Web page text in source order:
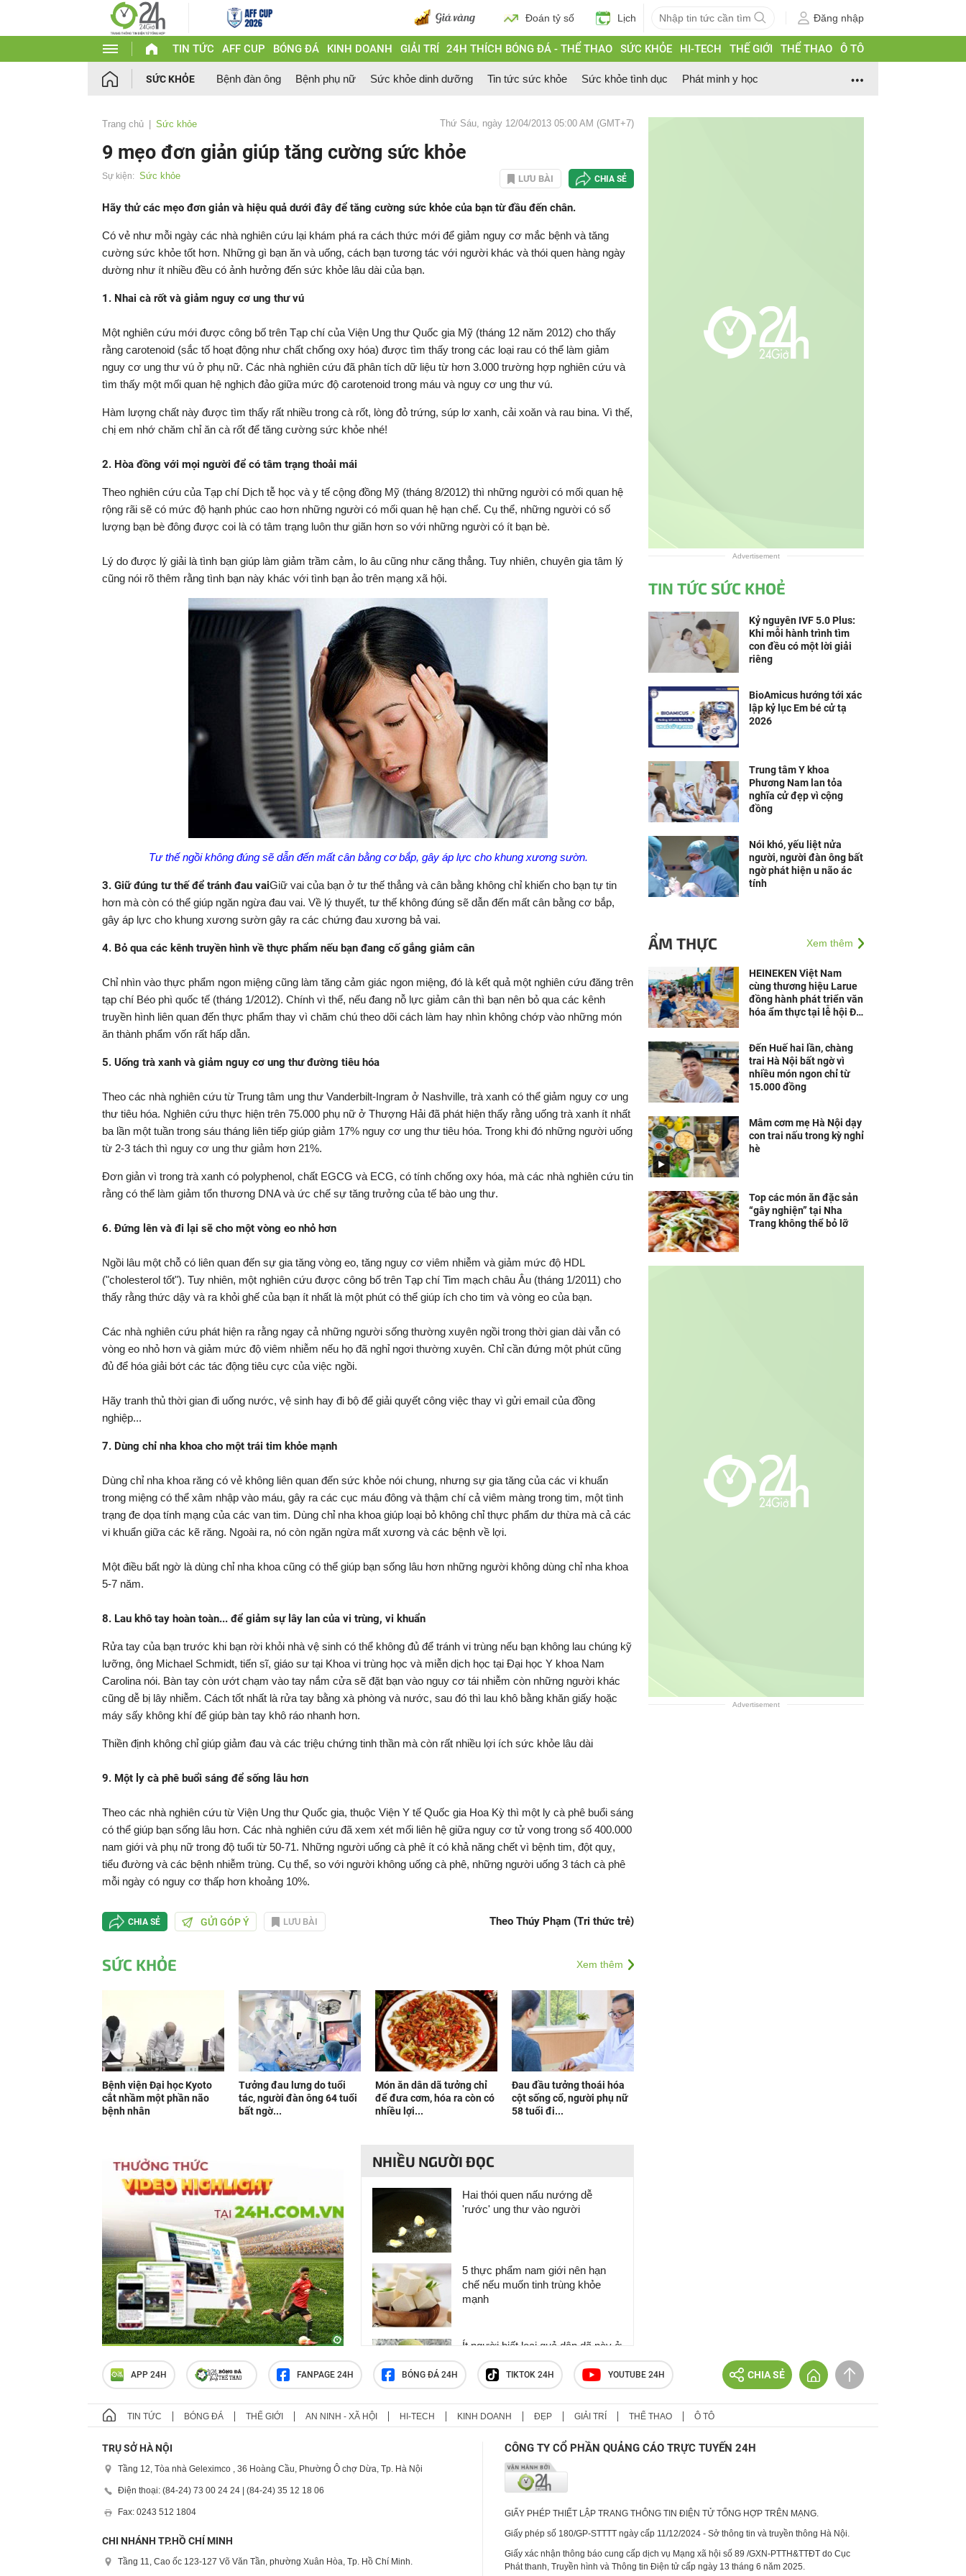
Đoán tỷ số Lịch Đăng nhập
TIN TỨC AFF CUP BÓNG ĐÁ KINH DOANH GIẢI TRÍ 24H THÍCH BÓNG ĐÁ - THỂ THAO SỨC KHỎE HI-TECH THẾ GIỚI THỂ THAO Ô TÔ
SỨC KHỎE Bệnh đàn ông Bệnh phụ nữ Sức khỏe dinh dưỡng Tin tức sức khỏe Sức khỏe tình dục Phát minh y học
Trang chủ Sức khỏe Thứ Sáu, ngày 12/04/2013 05:00 AM (GMT+7)
9 mẹo đơn giản giúp tăng cường sức khỏe
Sự kiện: Sức khỏe LƯU BÀI CHIA SẺ
Hãy thử các mẹo đơn giản và hiệu quả dưới đây để tăng cường sức khỏe của bạn từ đầu đến chân.
Có vẻ như mỗi ngày các nhà nghiên cứu lại khám phá ra cách thức mới để giảm nguy cơ mắc bệnh và tăng
cường sức khỏe tốt hơn. Những gì bạn ăn và uống, cách bạn tương tác với người khác và thói quen hàng ngày
dường như ít nhiều đều có ảnh hưởng đến sức khỏe lâu dài của bạn.
1. Nhai cà rốt và giảm nguy cơ ung thư vú
Một nghiên cứu mới được công bố trên Tạp chí của Viện Ung thư Quốc gia Mỹ (tháng 12 năm 2012) cho thấy
rằng carotenoid (sắc tố hoạt động như chất chống oxy hóa) được tìm thấy trong các loại rau có thể làm giảm
nguy cơ ung thư vú ở phụ nữ. Các nhà nghiên cứu đã phân tích dữ liệu từ hơn 3.000 trường hợp nghiên cứu và
tìm thấy một mối quan hệ nghịch đảo giữa mức độ carotenoid trong máu và nguy cơ ung thư vú.
Hàm lượng chất này được tìm thấy rất nhiều trong cà rốt, lòng đỏ trứng, súp lơ xanh, cải xoăn và rau bina. Vì thế,
chị em nhớ chăm chỉ ăn cà rốt để tăng cường sức khỏe nhé!
2. Hòa đồng với mọi người để có tâm trạng thoải mái
Theo nghiên cứu của Tạp chí Dịch tễ học và y tế cộng đồng Mỹ (tháng 8/2012) thì những người có mối quan hệ
rộng rãi sẽ có mức độ hạnh phúc cao hơn những người có mối quan hệ hạn chế. Cụ thể, những người có số
lượng bạn bè đông được coi là có tâm trạng luôn thư giãn hơn so với những người có ít bạn bè.
Lý do được lý giải là tình bạn giúp làm giảm trầm cảm, lo âu cũng như căng thẳng. Tuy nhiên, chuyên gia tâm lý
cũng nói rõ thêm rằng tình bạn này khác với tình bạn ảo trên mạng xã hội.
Tư thế ngồi không đúng sẽ dẫn đến mất cân bằng cơ bắp, gây áp lực cho khung xương sườn.
3. Giữ đúng tư thế để tránh đau vaiGiữ vai của bạn ở tư thế thẳng và cân bằng không chỉ khiến cho bạn tự tin
hơn mà còn có thể giúp ngăn ngừa đau vai. Về lý thuyết, tư thế không đúng sẽ dẫn đến mất cân bằng cơ bắp,
gây áp lực cho khung xương sườn gây ra các chứng đau xương bả vai.
4. Bỏ qua các kênh truyền hình về thực phẩm nếu bạn đang cố gắng giảm cân
Chỉ nhìn vào thực phẩm ngon miệng cũng làm tăng cảm giác ngon miệng, đó là kết quả một nghiên cứu đăng trên
tạp chí Béo phì quốc tế (tháng 1/2012). Chính vì thế, nếu đang nỗ lực giảm cân thì bạn nên bỏ qua các kênh
truyền hình liên quan đến thực phẩm thay vì chăm chú theo dõi cách làm hay nhìn không chớp vào những món
ăn thành phẩm vốn rất hấp dẫn.
5. Uống trà xanh và giảm nguy cơ ung thư đường tiêu hóa
Theo các nhà nghiên cứu từ Trung tâm ung thư Vanderbilt-Ingram ở Nashville, trà xanh có thể giảm nguy cơ ung
thư tiêu hóa. Nghiên cứu thực hiện trên 75.000 phụ nữ ở Thượng Hải đã phát hiện thấy rằng uống trà xanh ít nhất
ba lần một tuần trong sáu tháng liên tiếp giúp giảm 17% nguy cơ ung thư tiêu hóa. Trong khi đó những người uống
từ 2-3 tách thì nguy cơ ung thư giảm hơn 21%.
Đơn giản vì trong trà xanh có polyphenol, chất EGCG và ECG, có tính chống oxy hóa, mà các nhà nghiên cứu tin
rằng có thể làm giảm tổn thương DNA và ức chế sự tăng trưởng của tế bào ung thư.
6. Đứng lên và đi lại sẽ cho một vòng eo nhỏ hơn
Ngồi lâu một chỗ có liên quan đến sự gia tăng vòng eo, tăng nguy cơ viêm nhiễm và giảm mức độ HDL
("cholesterol tốt"). Tuy nhiên, một nghiên cứu được công bố trên Tạp chí Tim mạch châu Âu (tháng 1/2011) cho
thấy rằng thức dậy và ra khỏi ghế của bạn ít nhất là một phút có thể giúp ích cho tim và vòng eo của bạn.
Các nhà nghiên cứu phát hiện ra rằng ngay cả những người sống thường xuyên ngồi trong thời gian dài vẫn có
vòng eo nhỏ hơn và giảm mức độ viêm nhiễm nếu họ đã nghỉ ngơi thường xuyên. Chỉ cần đứng một phút cũng
đủ để hóa giải bớt các tác động tiêu cực của việc ngồi.
Hãy tranh thủ thời gian đi uống nước, vệ sinh hay đi bộ để giải quyết công việc thay vì gửi email của đồng
nghiệp...
7. Dùng chỉ nha khoa cho một trái tim khỏe mạnh
Dùng chỉ nha khoa răng có vẻ không liên quan đến sức khỏe nói chung, nhưng sự gia tăng của các vi khuẩn
trong miệng có thể xâm nhập vào máu, gây ra các cục máu đông và thậm chí cả viêm màng trong tim, một tình
trạng đe dọa tính mạng của các van tim. Dùng chỉ nha khoa giúp loại bỏ không chỉ thực phẩm dư thừa mà cả các
vi khuẩn giữa các kẽ răng. Ngoài ra, nó còn ngăn ngừa mất xương và các bệnh về lợi.
Một điều bất ngờ là dùng chỉ nha khoa cũng có thể giúp bạn sống lâu hơn những người không dùng chỉ nha khoa
5-7 năm.
8. Lau khô tay hoàn toàn... để giảm sự lây lan của vi trùng, vi khuẩn
Rửa tay của bạn trước khi bạn rời khỏi nhà vệ sinh có thể không đủ để tránh vi trùng nếu bạn không lau chúng kỹ
lưỡng, ông Michael Schmidt, tiến sĩ, giáo sư tại Khoa vi trùng học và miễn dịch học tại Đại học Y khoa Nam
Carolina nói. Bàn tay còn ướt chạm vào tay nắm cửa sẽ đặt bạn vào nguy cơ tái nhiễm còn những người khác
cũng dễ bị lây nhiễm. Cách tốt nhất là rửa tay bằng xà phòng và nước, sau đó thì lau khô bằng khăn giấy hoặc
máy sấy không khí để giúp bàn tay khô ráo nhanh hơn.
Thiền định không chỉ giúp giảm đau và các triệu chứng tinh thần mà còn rất nhiều lợi ích sức khỏe lâu dài
9. Một ly cà phê buổi sáng để sống lâu hơn
Theo các nhà nghiên cứu từ Viện Ung thư Quốc gia, thuộc Viện Y tế Quốc gia Hoa Kỳ thì một ly cà phê buổi sáng
có thể giúp bạn sống lâu hơn. Các nhà nghiên cứu đã xem xét mối liên hệ giữa nguy cơ tử vong trong số 400.000
nam giới và phụ nữ trong độ tuổi từ 50-71. Những người uống cà phê ít có khả năng chết vì bệnh tim, đột quỵ,
tiểu đường và các bệnh nhiễm trùng. Cụ thể, so với người không uống cà phê, những người uống 3 tách cà phê
mỗi ngày có nguy cơ thấp hơn khoảng 10%.
CHIA SẺ GỬI GÓP Ý LƯU BÀI Theo Thúy Phạm (Tri thức trẻ)
SỨC KHỎE Xem thêm
Bệnh viện Đại học Kyoto
cắt nhầm một phần não
bệnh nhân
Tưởng đau lưng do tuổi
tác, người đàn ông 64 tuổi
bất ngờ...
Món ăn dân dã tưởng chỉ
để đưa cơm, hóa ra còn có
nhiều lợi...
Đau đầu tưởng thoái hóa
cột sống cổ, người phụ nữ
58 tuổi đi...
NHIỀU NGƯỜI ĐỌC
Hai thói quen nấu nướng dễ
'rước' ung thư vào người
5 thực phẩm nam giới nên hạn
chế nếu muốn tinh trùng khỏe
mạnh
Ít người biết loại quả dân dã này ở
Việt Nam lại mang nhiều lợi ích
cho sức khỏe
Người đàn ông suy thận mạn
người Việt nghĩ là 'càng ăn càng
Advertisement
TIN TỨC SỨC KHOẺ
Kỷ nguyên IVF 5.0 Plus:
Khi mỗi hành trình tìm
con đều có một lời giải
riêng
BioAmicus hướng tới xác
lập kỷ lục Em bé cử tạ
2026
Trung tâm Y khoa
Phương Nam lan tỏa
nghĩa cử đẹp vì cộng
đồng
Nói khó, yếu liệt nửa
người, người đàn ông bất
ngờ phát hiện u não ác
tính
ẨM THỰC Xem thêm
HEINEKEN Việt Nam
cùng thương hiệu Larue
đồng hành phát triển văn
hóa ẩm thực tại lễ hội Đà
Đến Huế hai lần, chàng
trai Hà Nội bất ngờ vì
nhiều món ngon chỉ từ
15.000 đồng
Mâm cơm mẹ Hà Nội dạy
con trai nấu trong kỳ nghỉ
hè
Top các món ăn đặc sản
“gây nghiện” tại Nha
Trang không thể bỏ lỡ
Advertisement
APP 24H FANPAGE 24H BÓNG ĐÁ 24H TIKTOK 24H YOUTUBE 24H CHIA SẺ
TIN TỨC BÓNG ĐÁ THẾ GIỚI AN NINH - XÃ HỘI HI-TECH KINH DOANH ĐẸP GIẢI TRÍ THỂ THAO Ô TÔ
TRỤ SỞ HÀ NỘI
Tầng 12, Tòa nhà Geleximco , 36 Hoàng Cầu, Phường Ô chợ Dừa, Tp. Hà Nội
Điện thoại: (84-24) 73 00 24 24 | (84-24) 35 12 18 06
Fax: 0243 512 1804
CHI NHÁNH TP.HỒ CHÍ MINH
Tầng 11, Cao ốc 123-127 Võ Văn Tần, phường Xuân Hòa, Tp. Hồ Chí Minh.
CÔNG TY CỔ PHẦN QUẢNG CÁO TRỰC TUYẾN 24H
GIẤY PHÉP THIẾT LẬP TRANG THÔNG TIN ĐIỆN TỬ TỔNG HỢP TRÊN MẠNG.
Giấy phép số 180/GP-STTTT ngày cấp 11/12/2024 - Sở thông tin và truyền thông Hà Nội.
Giấy xác nhận thông báo cung cấp dịch vụ Mạng xã hội số 89 /GXN-PTTH&TTĐT do Cục
Phát thanh, Truyền hình và Thông tin Điện tử cấp ngày 13 tháng 6 năm 2025.